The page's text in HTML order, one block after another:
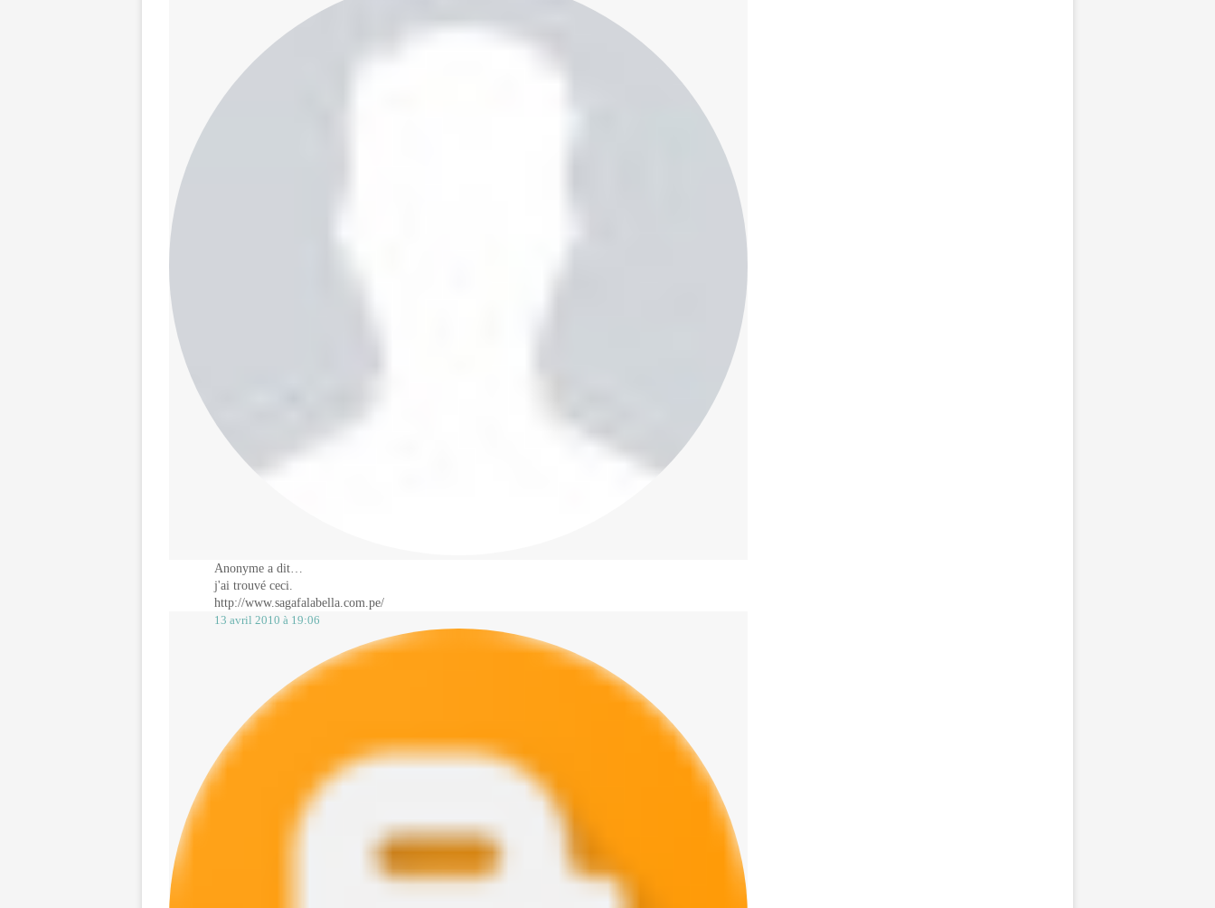
Anonyme a dit…
j'ai trouvé ceci.
http://www.sagafalabella.com.pe/
13 avril 2010 à 19:06